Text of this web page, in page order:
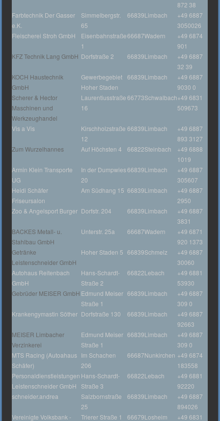
872 38
Farbtechnik Der Gasser
e.K.
Simmelbergstr.
65
66839Limbach
+49 6887
3050026
Fleischerei Stroh GmbH
Eisenbahnstraße
1
66687Wadern
+49 6874
901
KFZ Technik Lang GmbH Dorfstraße 2 66839Limbach
+49 6887
32 39
KOCH Haustechnik
GmbH
Gewerbegebiet
Hoher Staden
66839Limbach
+49 6887
9030 0
Scherer & Hector
Maschinen und
Werkzeughandel
Laurentiusstraße
16
66773Schwalbach+49 6831
509673
Vis a Vis
Kirschholzstraße
12
66839Limbach
+49 6887
893 3127
Zum Wurzelhannes
Auf Höchsten 4 66822Steinbach
+49 6888
1019
Armin Klein Transporte
UG
In der Dumpwies
20
66839Limbach
+49 6887
305607
Heidi Schäfer
Friseursalon
Am Südhang 15 66839Limbach
+49 6887
2950
Zoo & Angelsport Burger Dorfstr. 204 66839Limbach
+49 6887
3831
BACKES Metall- u.
Stahlbau GmbH
Unterstr. 25a 66687Wadern
+49 6871
920 1373
Getränke
Leistenschneider GmbH
Hoher Staden 5 66839Schmelz
+49 6887
30060
Autohaus Reitenbach
GmbH
Hans-Schardt-
Straße 2
66822Lebach
+49 6881
53930
Gebrüder MEISER GmbH Edmund Meiser
Straße 1
66839Limbach
+49 6887
309 0
Krankengymastin Söther Dorfstraße 130 66839Limbach
+49 6887
92663
MEISER Limbacher
Verzinkerei
Edmund Meiser
Straße 1
66839Limbach
+49 6887
309 0
MTS Racing (Autoahaus
Schäfer)
Im Schachen
206
66687Nunkirchen +49 6874
183558
Personaldienstleistungen
Leistenschneider GmbH
Hans-Schardt-
Straße 3
66822Lebach
+49 6881
92220
schneider.andrea
Salzbornstraße
25
66839Limbach
+49 6887
894026
Vereinigte Volksbank -
Trierer Straße 1 66679Losheim
+49 6831